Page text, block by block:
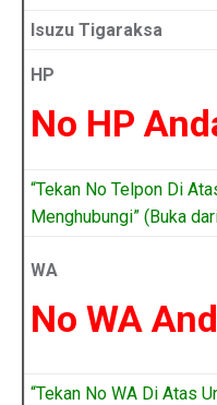
Isuzu Tigaraksa
HP
No HP
“Tekan No Telpon Di
Menghubungi” (Buka
WA
No WA
“Tekan No WA Di Atas